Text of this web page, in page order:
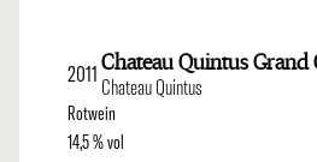
2011 Chateau Quintus Grand
Chateau Quintus
Rotwein
14,5 % vol